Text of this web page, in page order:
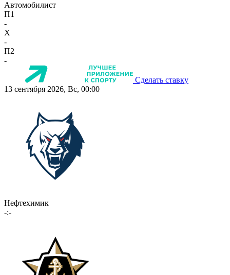
Автомобилист
П1
-
X
-
П2
-
Сделать ставку
13 сентября 2026, Вс, 00:00
Нефтехимик
-:-